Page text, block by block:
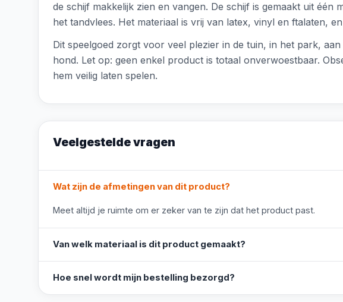
de schijf makkelijk zien en vangen. De schijf is gemaakt uit
het tandvlees. Het materiaal is vrij van latex, vinyl en ftalaten,
Dit speelgoed zorgt voor veel plezier in de tuin, in het park,
hond. Let op: geen enkel product is totaal onverwoestbaar.
hem veilig laten spelen.
Veelgestelde vragen
Wat zijn de afmetingen van dit product?
Meet altijd je ruimte om er zeker van te zijn dat het product past.
Van welk materiaal is dit product gemaakt?
Hoe snel wordt mijn bestelling bezorgd?